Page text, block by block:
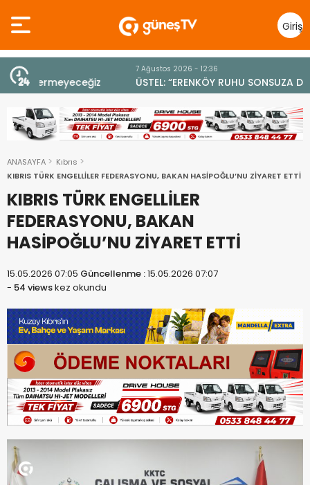
Giriş
Yap
ÜSTEL: “ERENKÖY RUHU SONSUZA DEK YAŞAYACAK”
ANASAYFA
Kıbrıs
KIBRIS TÜRK ENGELLİLER FEDERASYONU, BAKAN HASİPOĞLU’NU ZİYARET ETTİ
KIBRIS TÜRK ENGELLİLER
FEDERASYONU, BAKAN
HASİPOĞLU’NU ZİYARET ETTİ
15.05.2026 07:05 Güncellenme :15.05.2026 07:07
- 54 viewskez okundu